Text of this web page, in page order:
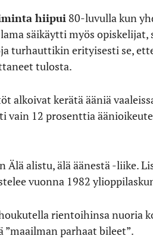
hiipui 80-luvulla kun
säikäytti myös
turhauttikin erityisesti se,
tulosta.
alkoivat kerätä ääniä
vain 12 prosenttia
Älä alistu, älä äänestä -liike.
vuonna 1982
rientoihinsa nuoria
parhaat bileet”.